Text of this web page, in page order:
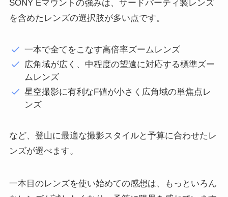
SONY Eマウントの強みは、サードパーティ製レンズ
を含めたレンズの選択肢が多い点です。
一本で全てをこなす高倍率ズームレンズ
広角域が広く、中程度の望遠に対応する標準ズー
ムレンズ
星空撮影に有利なF値が小さく広角域の単焦点レ
ンズ
など、登山に最適な撮影スタイルと予算に合わせたレ
ンズが選べます。
一本目のレンズを使い始めての感想は、もっといろん